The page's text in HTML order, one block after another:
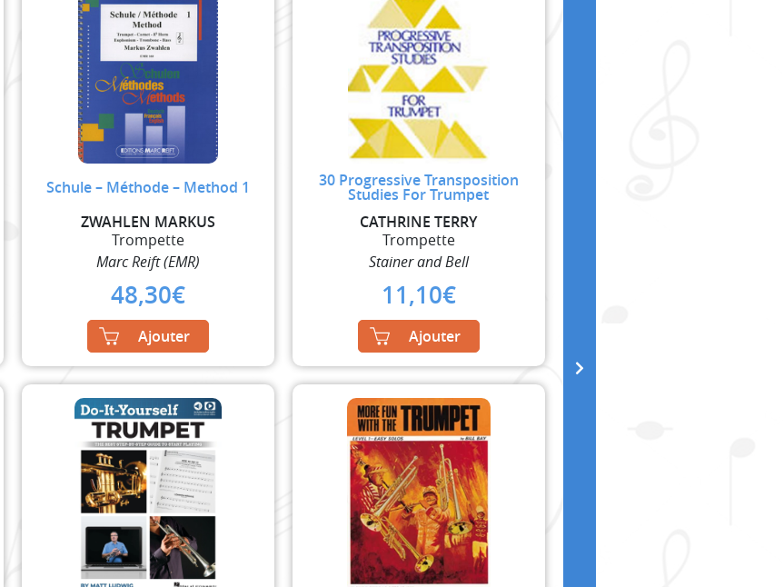
Schule – Méthode – Method 1
ZWAHLEN MARKUS
Trompette
Marc Reift (EMR)
48,30€
Ajouter
30 Progressive Transposition
Studies For Trumpet
CATHRINE TERRY
Trompette
Stainer and Bell
11,10€
Ajouter